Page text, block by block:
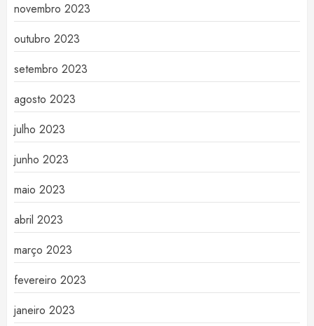
novembro 2023
outubro 2023
setembro 2023
agosto 2023
julho 2023
junho 2023
maio 2023
abril 2023
março 2023
fevereiro 2023
janeiro 2023